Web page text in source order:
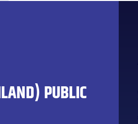
PUBLIC